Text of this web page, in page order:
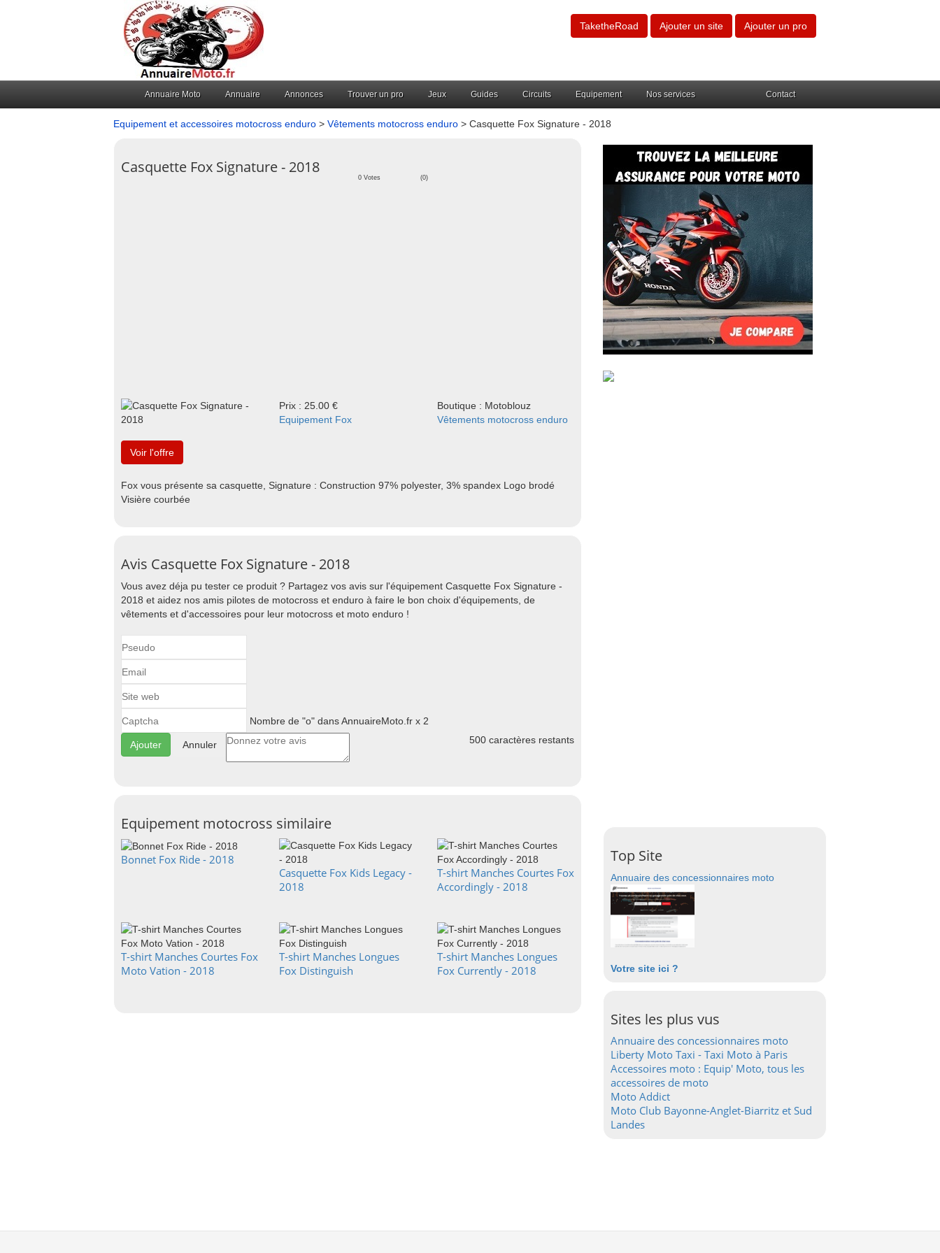
TaketheRoad Ajouter un site Ajouter un pro
Annuaire Moto Annuaire Annonces Trouver un pro Jeux Guides Circuits Equipement Nos services Contact
Equipement et accessoires motocross enduro > Vêtements motocross enduro > Casquette Fox Signature - 2018
Casquette Fox Signature - 2018
0 Votes (0)
Prix : 25.00 €
Boutique : Motoblouz
Equipement Fox
Vêtements motocross enduro
Voir l'offre
Fox vous présente sa casquette, Signature : Construction 97% polyester, 3% spandex Logo brodé
Visière courbée
Avis Casquette Fox Signature - 2018
Vous avez déja pu tester ce produit ? Partagez vos avis sur l'équipement Casquette Fox Signature -
2018 et aidez nos amis pilotes de motocross et enduro à faire le bon choix d'équipements, de
vêtements et d'accessoires pour leur motocross et moto enduro !
Nombre de "o" dans AnnuaireMoto.fr x 2
Annuler 500 caractères restants
Equipement motocross similaire
Bonnet Fox Ride - 2018
Casquette Fox Kids Legacy -
2018
T-shirt Manches Courtes Fox
Accordingly - 2018
T-shirt Manches Courtes Fox
Moto Vation - 2018
T-shirt Manches Longues
Fox Distinguish
T-shirt Manches Longues
Fox Currently - 2018
Top Site
Annuaire des concessionnaires moto
Votre site ici ?
Sites les plus vus
Annuaire des concessionnaires moto
Liberty Moto Taxi - Taxi Moto à Paris
Accessoires moto : Equip' Moto, tous les
accessoires de moto
Moto Addict
Moto Club Bayonne-Anglet-Biarritz et Sud
Landes